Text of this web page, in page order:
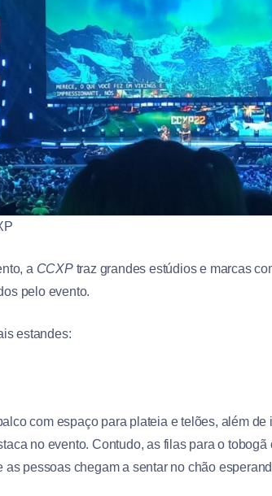
a CCXPtraz grandes estúdios e marcas
pelo evento.
estandes:
com espaço para plateia e telões, além
no evento. Contudo, as filas para o
as pessoas chegam a sentar no chão